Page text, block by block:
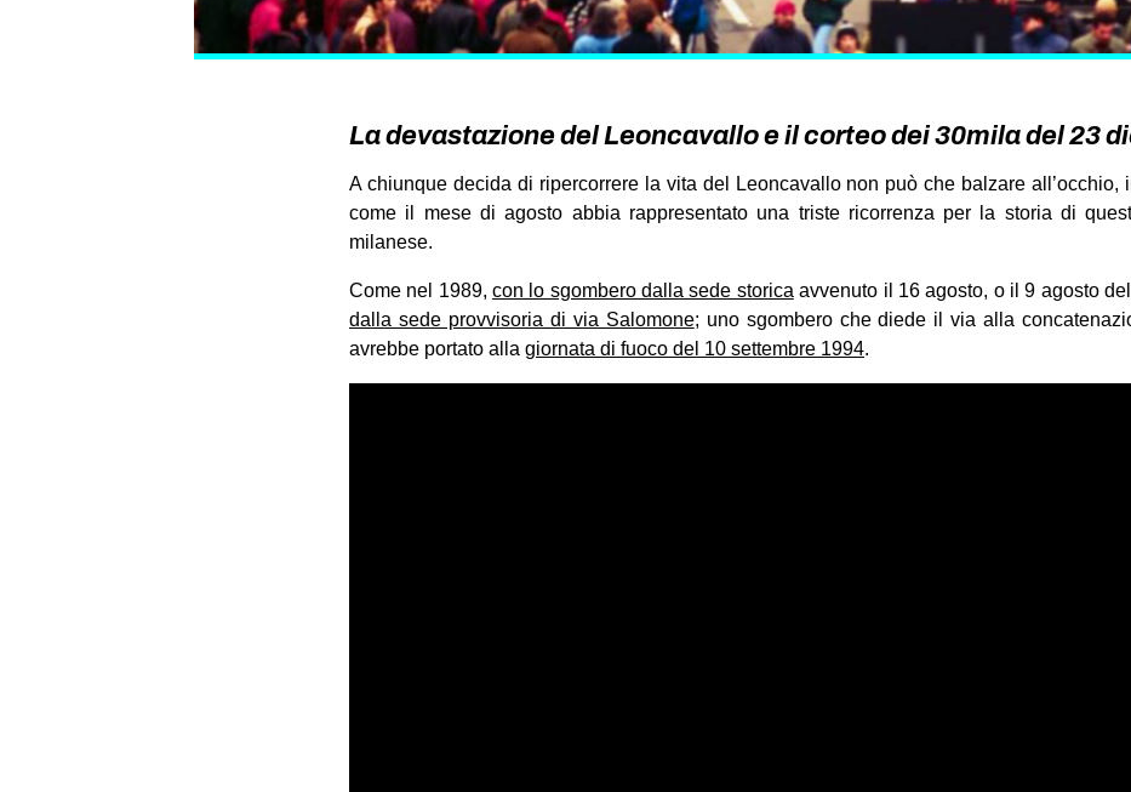
La devastazione del Leoncavallo e il corteo dei 30mila del 23
A chiunque decida di ripercorrere la vita del Leoncavallo non può che balzare all’occhio,
come il mese di agosto abbia rappresentato una triste ricorrenza per la storia di
milanese.
Come nel 1989,con lo sgombero dalla sede storica avvenuto il 16 agosto, o il 9 agosto
dalla sede provvisoria di via Salomone; uno sgombero che diede il via alla
avrebbe portato alla giornata di fuoco del 10 settembre 1994.